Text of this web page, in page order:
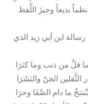
بديعاً وجيزَ اللَّفظ
ابن أبي زيد الذي
قلَّ من ذنب وما كثرَا
الجنّ والبَشَرَا
ما دام الصَّفَا وحرَا